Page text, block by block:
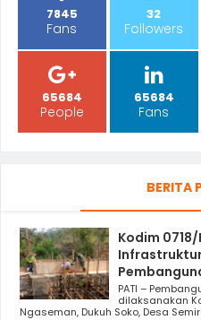
7845
Fans
32
Followers
65684
People
65684
Fans
BERITA
Kodim
PATI –
dilaksanakan
Ngaseman, Dukuh Soko, Desa